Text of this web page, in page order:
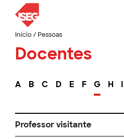
Início/ Pessoas
Docentes
A B C D E F G H I
Professor visitante